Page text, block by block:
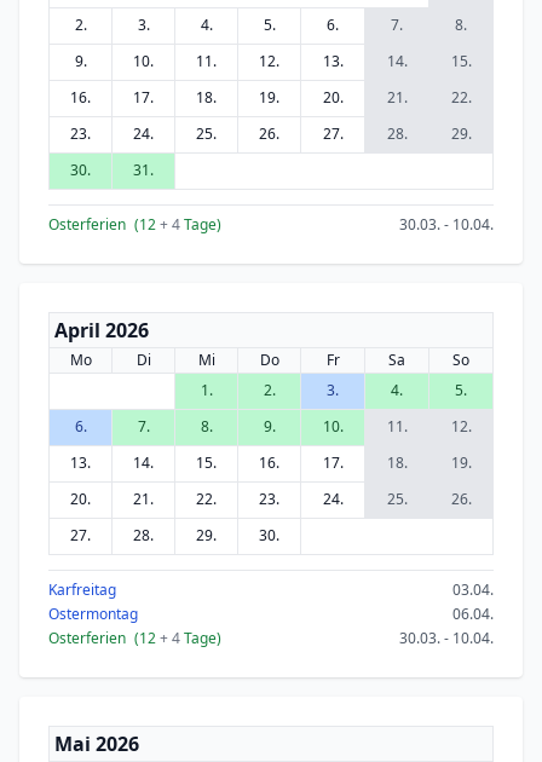
2.
3. 4. 5. 6. 7.
8.
9.
10. 11. 12. 13. 14.
15.
16.
17. 18. 19. 20. 21.
22.
23.
24. 25. 26. 27. 28.
29.
30.
31.
Osterferien (12+ 4Tage) 30.03. - 10.04.
April 2026
Mo Di Mi Do Fr Sa
So
1.
2. 3. 4.
5.
6.
7. 8. 9. 10. 11.
12.
13.
14. 15. 16. 17. 18.
19.
20.
21. 22. 23. 24. 25.
26.
27.
28. 29. 30.
Karfreitag
03.04.
Ostermontag
06.04.
Osterferien (12+ 4Tage) 30.03. - 10.04.
Mai 2026